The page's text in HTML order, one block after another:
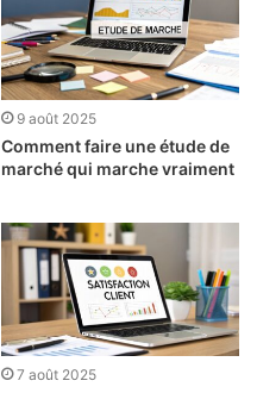
9 août 2025
Comment faire une étude de
marché qui marche vraiment
7 août 2025